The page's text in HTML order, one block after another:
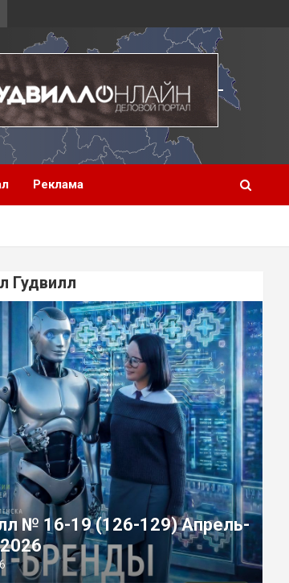
Реклама
Гудвилл
№ 16-19 (126-129) Апрель-